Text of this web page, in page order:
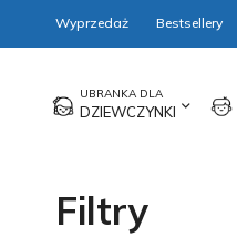
Wyprzedaż Bestsellery
DZIEWCZYNKI
Filtry